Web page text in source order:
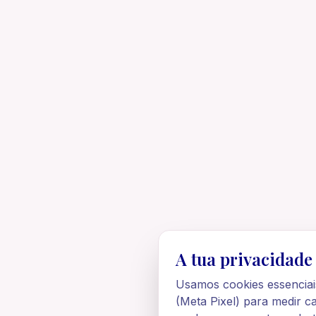
A tua
Usamos cookies
(Meta Pixel) para medir